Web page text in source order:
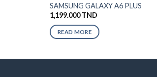
SAMSUNG GALAXY A6 PLUS
1,199.000TND
READ MORE